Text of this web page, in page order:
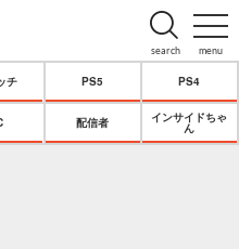
menu
search
チ PS5 PS4
配信者
インサイドちゃ
ん